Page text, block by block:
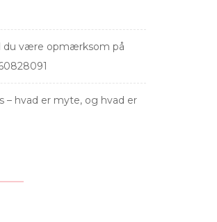
du være opmærksom på
– hvad er myte, og hvad er